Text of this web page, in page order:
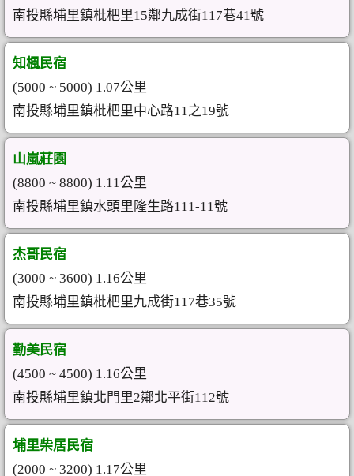
南投縣埔里鎮枇杷里15鄰九成街117巷41號
知楓民宿
(5000 ~ 5000) 1.07公里
南投縣埔里鎮枇杷里中心路11之19號
山嵐莊園
(8800 ~ 8800) 1.11公里
南投縣埔里鎮水頭里隆生路111-11號
杰哥民宿
(3000 ~ 3600) 1.16公里
南投縣埔里鎮枇杷里九成街117巷35號
勤美民宿
(4500 ~ 4500) 1.16公里
南投縣埔里鎮北門里2鄰北平街112號
埔里柴居民宿
(2000 ~ 3200) 1.17公里